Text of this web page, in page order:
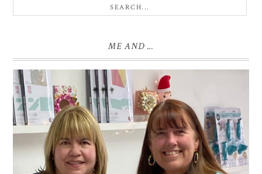
ME AND ...